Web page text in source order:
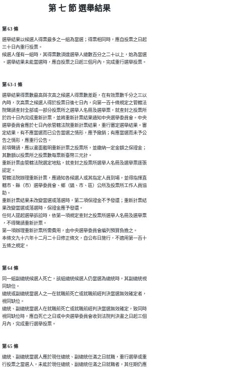
第 七 節 選舉結果
第 63 條
選舉結果以候選人得票最多之一組為當選；得票相同時，應自投票之日起
三十日內重行投票。
候選人僅有一組時，其得票數須達選舉人總數百分之二十以上，始為當選
。選舉結果未能當選時，應自投票之日起三個月內，完成重行選舉投票。
第 63-1 條
選舉結果得票數最高與次高之候選人得票數差距，在有效票數千分之三以
內時，次高票之候選人得於投票日後七日內，向第一百十條規定之管轄法
院聲請查封全部或一部分投票所之選舉人名冊及選舉票，就查封之投票所
於四十日內完成重新計票，並將重新計票結果通知中央選舉委員會。中央
選舉委員會應於七日內依管轄法院重新計票結果，重行審定選舉結果。審
定結果，有不應當選而已公告當選之情形，應予撤銷；有應當選而未予公
告之情形，應重行公告。
前項聲請，應以書面載明重新計票之投票所，並繳納一定金額之保證金；
其數額以投票所之投票數每票新臺幣三元計。
重新計票由管轄法院選定地點，就查封之投票所選舉人名冊及選舉票逐張
認定。
管轄法院辦理重新計票，應通知各候選人或其指定人員到場，並得指揮直
轄市、縣（市）選舉委員會、鄉（鎮、市、區）公所及投票所工作人員協
助。
重新計票結果未改變當選或落選時，第二項保證金不予發還；重新計票結
果改變當選或落選時，保證金應予發還。
任何人提起選舉訴訟時，依第一項規定查封之投票所選舉人名冊及選舉票
，不得聲請重新計票。
第一項辦理重新計票所需費用，由中央選舉委員會編列預算負擔之。
本條文九十六年十二月二十日修正條文，自公布日施行，不適用第一百十
五條之規定。
第 64 條
同一組副總統候選人死亡，該組總統候選人仍當選為總統時，其副總統視
同缺位。
總統或副總統當選人之一在就職前死亡或就職前經判決當選無效確定者，
視同缺位。
總統、副總統當選人在就職前死亡或就職前經判決當選無效確定，致同時
視同缺位時，應自死亡之日或中央選舉委員會收到法院判決書之日起三個
月內，完成重行選舉投票。
第 65 條
總統、副總統當選人應於現任總統、副總統任滿之日就職，重行選舉或重
行投票之當選人，未能於現任總統、副總統任滿之日就職者，其任期仍應